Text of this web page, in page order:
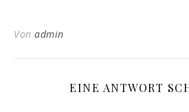
Von admin
EINE ANTWORT